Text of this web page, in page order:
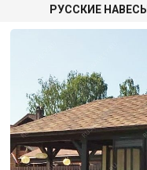
РУССКИЕ НАВЕСЫ